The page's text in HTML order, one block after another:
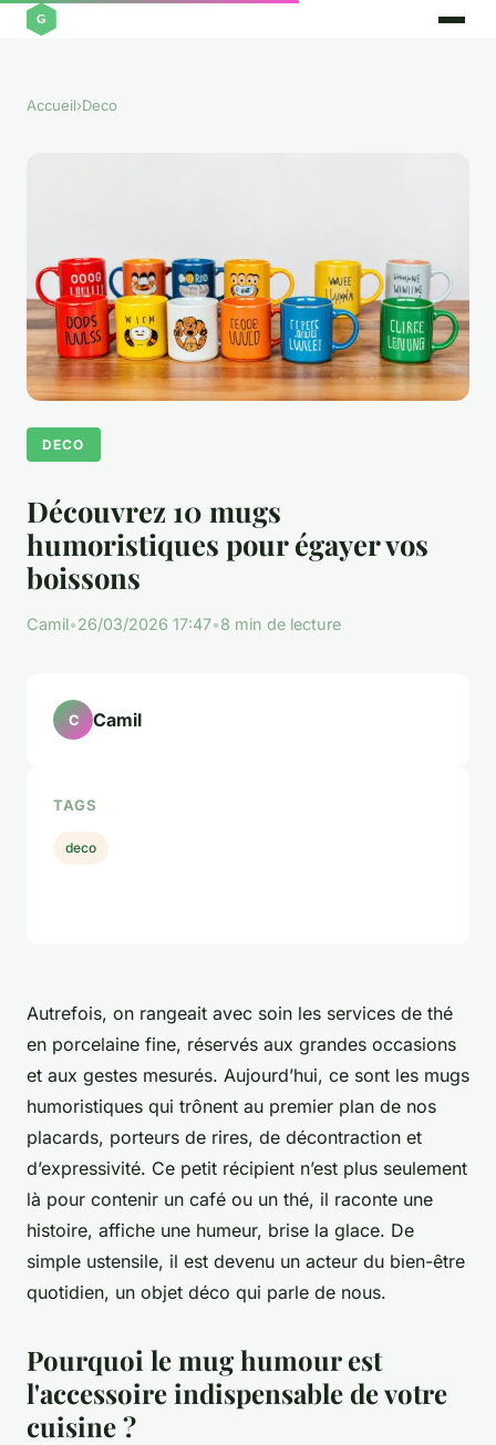
Accueil›Deco
DECO
Découvrez 10 mugs
humoristiques pour égayer vos
boissons
Camil•26/03/2026 17:47•8 min de lecture
Autrefois, on rangeait avec soin les services de thé
en porcelaine fine, réservés aux grandes occasions
et aux gestes mesurés. Aujourd’hui, ce sont les mugs
humoristiques qui trônent au premier plan de nos
placards, porteurs de rires, de décontraction et
d’expressivité. Ce petit récipient n’est plus seulement
là pour contenir un café ou un thé, il raconte une
histoire, affiche une humeur, brise la glace. De
simple ustensile, il est devenu un acteur du bien-être
quotidien, un objet déco qui parle de nous.
Pourquoi le mug humour est
l'accessoire indispensable de votre
cuisine ?
C Camil
TAGS
deco